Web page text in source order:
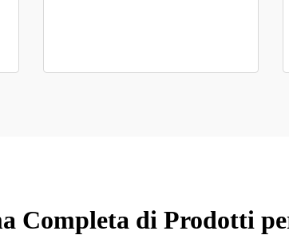
Completa di Prodotti